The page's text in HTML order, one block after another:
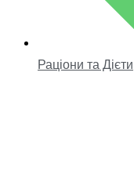
Раціони та Дієти